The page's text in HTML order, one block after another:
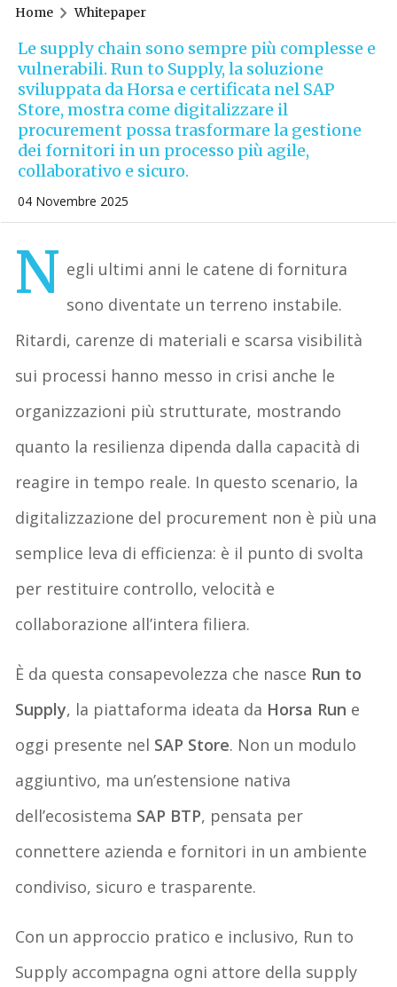
Home Whitepaper
Le supply chain sono sempre più complesse e
vulnerabili. Run to Supply, la soluzione
sviluppata da Horsa e certificata nel SAP
Store, mostra come digitalizzare il
procurement possa trasformare la gestione
dei fornitori in un processo più agile,
collaborativo e sicuro.
04 Novembre 2025
N egli ultimi anni le catene di fornitura
sono diventate un terreno instabile.
Ritardi, carenze di materiali e scarsa visibilità
sui processi hanno messo in crisi anche le
organizzazioni più strutturate, mostrando
quanto la resilienza dipenda dalla capacità di
reagire in tempo reale. In questo scenario, la
digitalizzazione del procurement non è più una
semplice leva di efficienza: è il punto di svolta
per restituire controllo, velocità e
collaborazione all’intera filiera.
È da questa consapevolezza che nasce Run to
Supply, la piattaforma ideata da Horsa Run e
oggi presente nel SAP Store. Non un modulo
aggiuntivo, ma un’estensione nativa
dell’ecosistema SAP BTP, pensata per
connettere azienda e fornitori in un ambiente
condiviso, sicuro e trasparente.
Con un approccio pratico e inclusivo, Run to
Supply accompagna ogni attore della supply